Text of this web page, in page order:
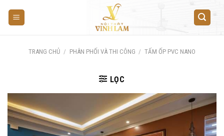
TRANG CHỦ / PHÂN PHỐI VÀ THI CÔNG / TẤM ỐP PVC NANO
LỌC